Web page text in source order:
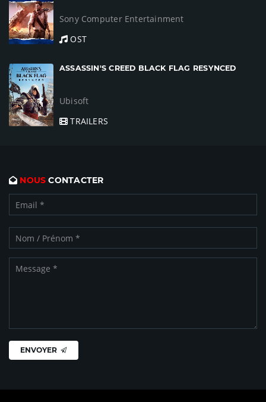
Sony Computer Entertainment
OST
ASSASSIN'S CREED BLACK FLAG RESYNCED
Ubisoft
TRAILERS
NOUS CONTACTER
ENVOYER